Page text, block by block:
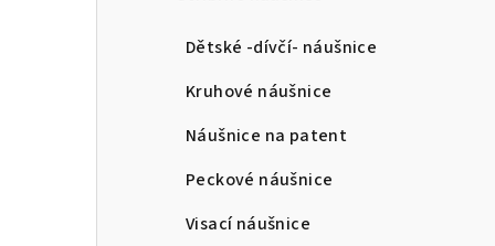
Dětské -dívčí- náušnice
Kruhové náušnice
Náušnice na patent
Peckové náušnice
Visací náušnice